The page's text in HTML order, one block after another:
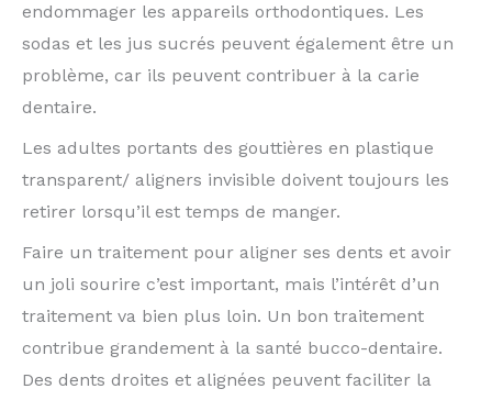
endommager les appareils orthodontiques. Les
sodas et les jus sucrés peuvent également être un
problème, car ils peuvent contribuer à la carie
dentaire.
Les adultes portants des gouttières en plastique
transparent/ aligners invisible doivent toujours les
retirer lorsqu’il est temps de manger.
Faire un traitement pour aligner ses dents et avoir
un joli sourire c’est important, mais l’intérêt d’un
traitement va bien plus loin. Un bon traitement
contribue grandement à la santé bucco-dentaire.
Des dents droites et alignées peuvent faciliter la